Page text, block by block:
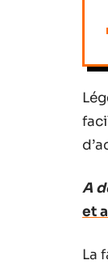
A
et
La